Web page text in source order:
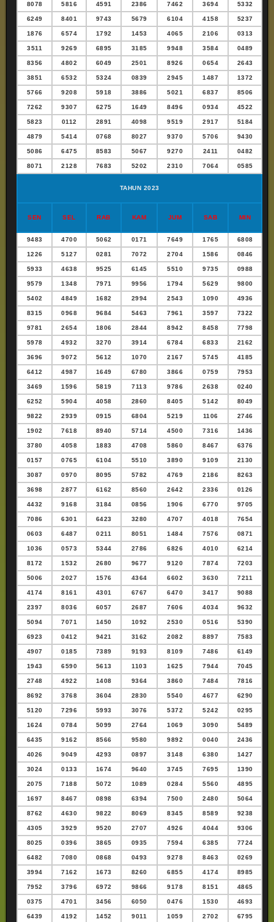
8078 5816 4591 2386 7462 3694 5332
6249 8401 9743 5679 6104 4158 5237
1876 6574 1792 1453 4065 2106 0313
3511 9269 6895 3185 9948 3584 0489
8356 4802 6049 2501 8926 0654 2643
3851 6532 5324 0839 2945 1487 1372
5766 9208 5918 3886 5021 6837 8506
7262 9307 6275 1649 8496 0934 4522
5823 0112 2891 4098 9519 2917 5184
4879 5414 0768 8027 9370 5706 9430
5086 6475 8583 5067 9270 2411 0482
8071 2128 7683 5202 2310 7064 0585
TAHUN 2023
SEN SEL RAB KAM JUM SAB MIN
9483 4700 5062 0171 7649 1765 6808
1226 5127 0281 7072 2704 1586 0846
5933 4638 9525 6145 5510 9735 0988
9579 1348 7971 9956 1794 5629 9800
5402 4849 1682 2994 2543 1090 4936
8315 0968 9684 5463 7961 3597 7322
9781 2654 1806 2844 8942 8458 7798
5978 4932 3270 3914 6784 6833 2162
3696 9072 5612 1070 2167 5745 4185
6412 4987 1649 6780 3866 0759 7953
3469 1596 5819 7113 9786 2638 0240
6252 5904 4058 2860 8405 5142 8049
9822 2939 0915 6804 5219 1106 2746
1902 7618 8940 5714 4500 7316 1436
3780 4058 1883 4708 5860 8467 6376
0157 0765 6104 5510 3890 9109 2130
3087 0970 8095 5782 4769 2186 8263
3698 2877 6162 8560 2642 2336 0126
4432 9168 3184 0856 1906 6770 9705
7086 6301 6423 3280 4707 4018 7654
0603 6487 0211 8051 1484 7576 0871
1036 0573 5344 2786 6826 4010 6214
8172 1532 2680 9677 9120 7874 7203
5006 2027 1576 4364 6602 3630 7211
4174 8161 4301 6767 6470 3417 9088
2397 8036 6057 2687 7606 4034 9632
5094 7071 1450 1092 2530 0516 5390
6923 0412 9421 3162 2082 8897 7583
4907 0185 7389 9193 8109 7486 6149
1943 6590 5613 1103 1625 7944 7045
2748 4922 1408 9364 3860 7484 7816
8692 3768 3604 2830 5540 4677 6290
5120 7296 5993 3076 5372 5242 0295
1624 0784 5099 2764 1069 3090 5489
6435 9162 8566 9580 9892 0040 2436
4026 9049 4293 0897 3148 6380 1427
3024 0133 1674 9640 3745 7695 1390
2075 7188 5072 1089 0284 5560 4895
1697 8467 0898 6394 7500 2480 5064
8762 4630 9822 8069 8345 8589 9238
4305 3929 9520 2707 4926 4044 9306
8025 0396 3865 0935 7594 6385 7724
6482 7080 0868 0493 9278 8463 0269
3994 7162 1673 8260 6855 4174 8985
7952 3796 6972 9866 9178 8151 4865
0375 4701 3456 6050 0476 1530 4693
6439 4192 1452 9011 1059 2702 6795